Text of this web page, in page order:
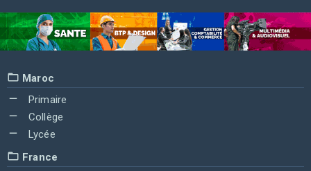
Maroc
Primaire
Collège
Lycée
France